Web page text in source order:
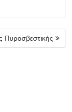
Πυροσβεστικής